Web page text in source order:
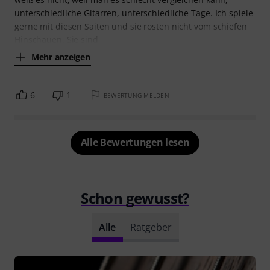
unterschiedliche Gitarren, unterschiedliche Tage. Ich spiele
gerne mit diesen Saiten und sie rosten nicht vom schiefen
Mehr anzeigen
6 1 BEWERTUNG MELDEN
Alle Bewertungen lesen
Schon gewusst?
Alle Ratgeber